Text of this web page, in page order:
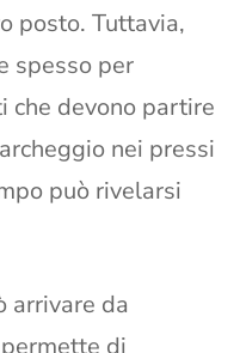
posto. Tuttavia,
spesso per
che devono partire
nei pressi
può rivelarsi
arrivare da